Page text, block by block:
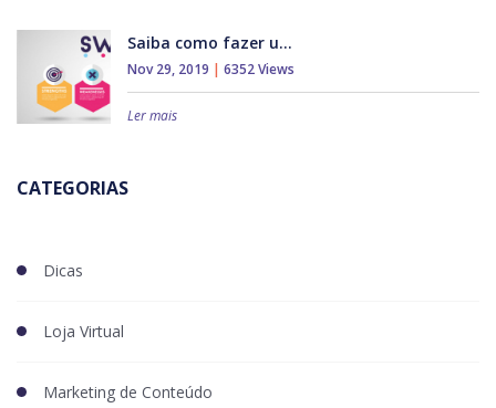
Saiba como fazer u...
Nov 29, 2019 | 6352 Views
Ler mais
CATEGORIAS
Dicas
Loja Virtual
Marketing de Conteúdo